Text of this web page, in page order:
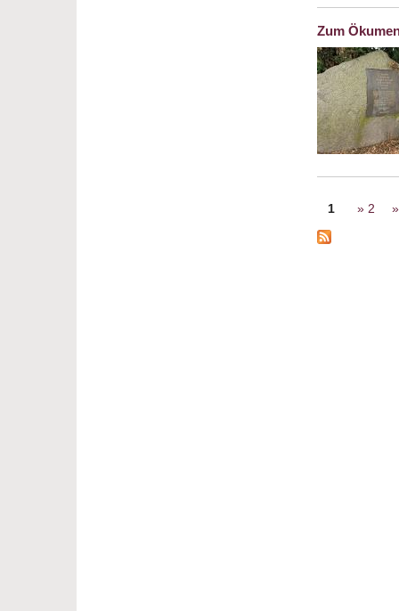
Zum
Seiten
1 2